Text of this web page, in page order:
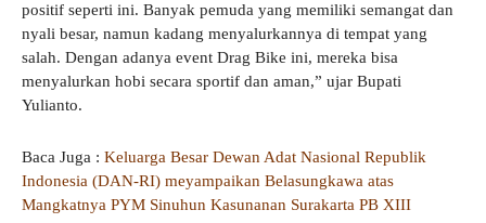
positif seperti ini. Banyak pemuda yang memiliki semangat dan
nyali besar, namun kadang menyalurkannya di tempat yang
salah. Dengan adanya event Drag Bike ini, mereka bisa
menyalurkan hobi secara sportif dan aman,” ujar Bupati
Yulianto.
Baca Juga : Keluarga Besar Dewan Adat Nasional Republik
Indonesia (DAN-RI) meyampaikan Belasungkawa atas
Mangkatnya PYM Sinuhun Kasunanan Surakarta PB XIII